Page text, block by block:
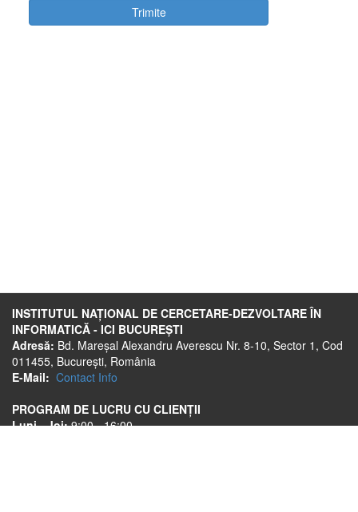
INSTITUTUL NAȚIONAL DE CERCETARE-DEZVOLTARE ÎN
INFORMATICĂ - ICI BUCUREȘTI
Adresă: Bd. Mareșal Alexandru Averescu Nr. 8-10, Sector 1, Cod
011455, București, România
E-Mail: Contact Info
PROGRAM DE LUCRU CU CLIENȚII
Luni - Joi:9:00 - 16:00